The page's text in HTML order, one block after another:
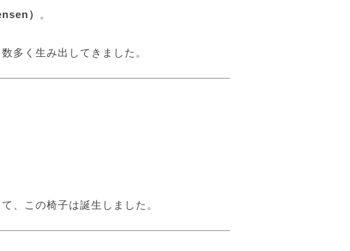
） 。
多く生み出してきました。
、この椅子は誕生しました。